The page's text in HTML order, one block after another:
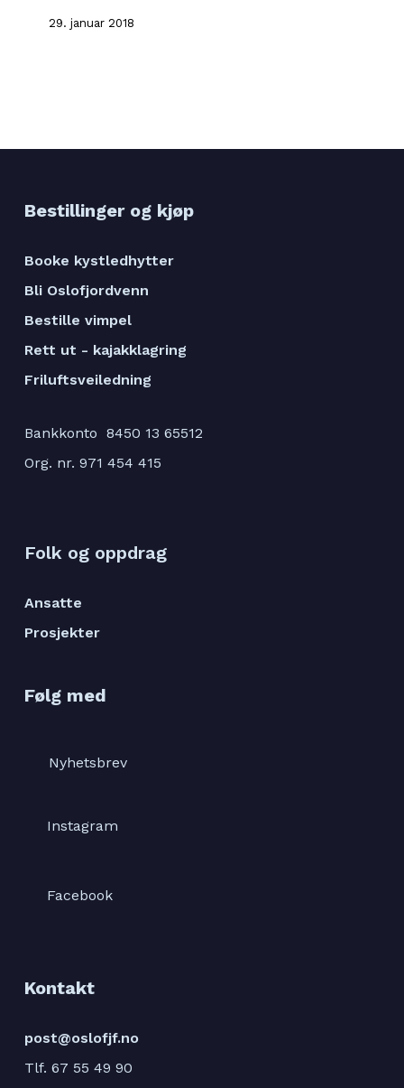
planprogram
29. januar 2018
Bestillinger og kjøp
Booke kystledhytter
Bli Oslofjordvenn
Bestille vimpel
Rett ut - kajakklagring
Friluftsveiledning
Bankkonto 8450 13 65512
Org. nr. 971 454 415
Folk og oppdrag
Ansatte
Prosjekter
Følg med
Nyhetsbrev
Instagram
Facebook
Kontakt
post@oslofjf.no
Tlf. 67 55 49 90